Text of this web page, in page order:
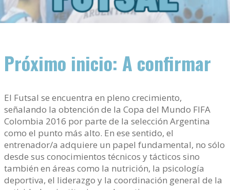
Próximo inicio: A confirmar
El Futsal se encuentra en pleno crecimiento,
señalando la obtención de la Copa del Mundo FIFA
Colombia 2016 por parte de la selección Argentina
como el punto más alto. En ese sentido, el
entrenador/a adquiere un papel fundamental, no sólo
desde sus conocimientos técnicos y tácticos sino
también en áreas como la nutrición, la psicología
deportiva, el liderazgo y la coordinación general de la